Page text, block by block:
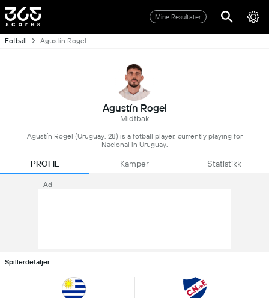
Mine Resultater
Fotball Agustín Rogel
Agustín Rogel
Midtbak
Agustín Rogel (Uruguay, 28) is a fotball player, currently playing for
Nacional in Uruguay.
PROFIL Kamper Statistikk
Ad
Spillerdetaljer